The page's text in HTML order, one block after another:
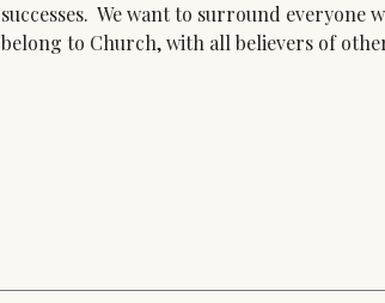
successes. We want to surround
belong to Church, with all believers of
Fr.